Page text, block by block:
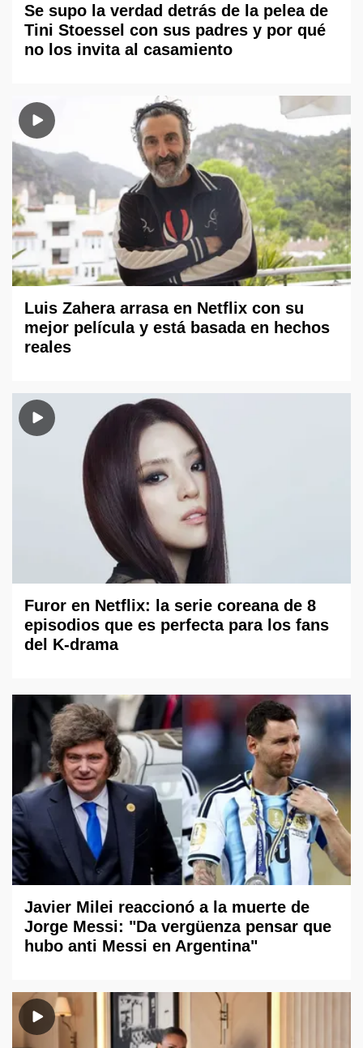
Se supo la verdad detrás de la pelea de
Tini Stoessel con sus padres y por qué
no los invita al casamiento
Luis Zahera arrasa en Netflix con su
mejor película y está basada en hechos
reales
Furor en Netflix: la serie coreana de 8
episodios que es perfecta para los fans
del K-drama
Javier Milei reaccionó a la muerte de
Jorge Messi: "Da vergüenza pensar que
hubo anti Messi en Argentina"